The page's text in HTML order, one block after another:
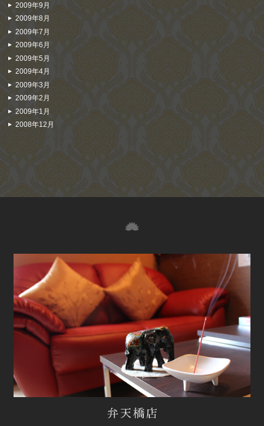
2009年9月
2009年8月
2009年7月
2009年6月
2009年5月
2009年4月
2009年3月
2009年2月
2009年1月
2008年12月